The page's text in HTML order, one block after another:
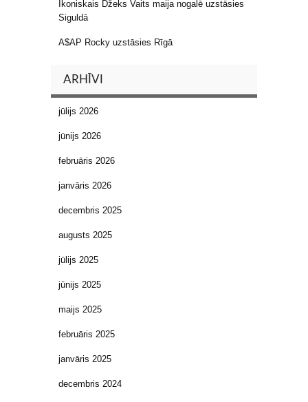
Ikoniskais Džeks Vaits maija nogalē uzstāsies
Siguldā
A$AP Rocky uzstāsies Rīgā
ARHĪVI
jūlijs 2026
jūnijs 2026
februāris 2026
janvāris 2026
decembris 2025
augusts 2025
jūlijs 2025
jūnijs 2025
maijs 2025
februāris 2025
janvāris 2025
decembris 2024